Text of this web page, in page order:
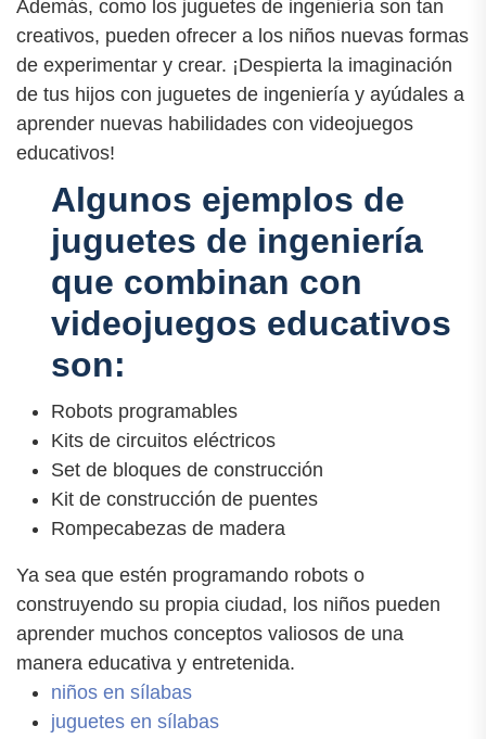
Además, como los juguetes de ingeniería son tan
creativos, pueden ofrecer a los niños nuevas formas
de experimentar y crear. ¡Despierta la imaginación
de tus hijos con juguetes de ingeniería y ayúdales a
aprender nuevas habilidades con videojuegos
educativos!
Algunos ejemplos de
juguetes de ingeniería
que combinan con
videojuegos educativos
son:
Robots programables
Kits de circuitos eléctricos
Set de bloques de construcción
Kit de construcción de puentes
Rompecabezas de madera
Ya sea que estén programando robots o
construyendo su propia ciudad, los niños pueden
aprender muchos conceptos valiosos de una
manera educativa y entretenida.
niños en sílabas
juguetes en sílabas